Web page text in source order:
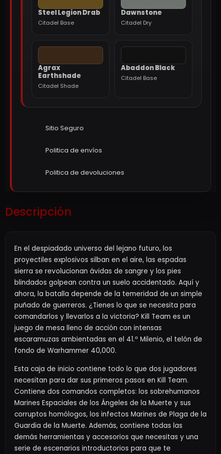
Steel Legion Drab
Citadel Base
Dawnstone
Citadel Dry
Agrax
Earthshade
Citadel Shade
Abaddon Black
Citadel Base
Sitio Seguro
Politica de envíos
Politica de devoluciones
Descripción
En el despiadado universo del lejano futuro, los
proyectiles explosivos silban en el aire, las espadas
sierra se revolucionan ávidas de sangre y los pies
blindados golpean contra un suelo accidentado. Aquí y
ahora, la batalla depende de la temeridad de un simple
puñado de guerreros. ¿Tienes lo que se necesita para
comandarlos y llevarlos a la victoria? Kill Team es un
juego de mesa lleno de acción con intensas
escaramuzas ambientadas en el 41.º Milenio, el telón de
fondo de Warhammer 40,000.
Esta caja de inicio contiene todo lo que dos jugadores
necesitan para dar sus primeros pasos en Kill Team.
Contiene dos comandos completos: los sobrehumanos
Marines Espaciales de los Ángeles de la Muerte y sus
corruptos homólogos, los infectos Marines de Plaga de la
Guardia de la Muerte. Además, contiene todas las
demás herramientas y accesorios que necesitas y una
serie de escenarios introductorios para que te